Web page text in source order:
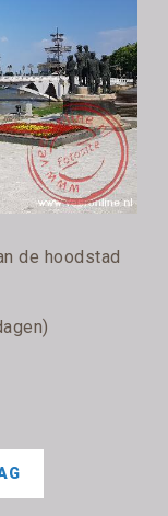
de hoodstad